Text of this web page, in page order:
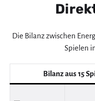
Die Bilanz zwischen
Spielen
Bilanz aus 15